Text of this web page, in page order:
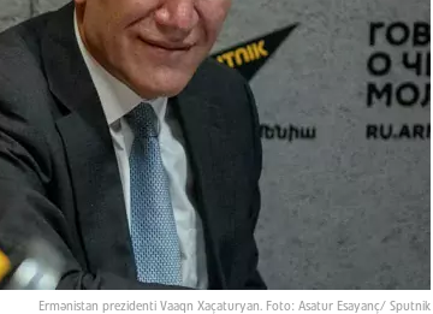
Ermənistan prezidenti Vaaqn Xaçaturyan. Foto: Asatur Esayanç/ Sputnik